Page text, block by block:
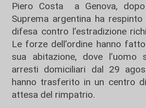
Piero Costa a Genova,
Suprema argentina ha
difesa contro l’estradizione
Le forze dell’ordine hanno
sua abitazione, dove l’uomo
arresti domiciliari dal 29
hanno trasferito in un centro
attesa del rimpatrio.